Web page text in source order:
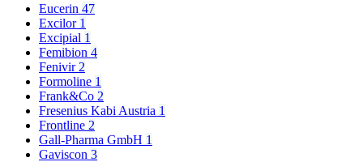
Eucerin 47
Excilor 1
Excipial 1
Femibion 4
Fenivir 2
Formoline 1
Frank&Co 2
Fresenius Kabi Austria 1
Frontline 2
Gall-Pharma GmbH 1
Gaviscon 3